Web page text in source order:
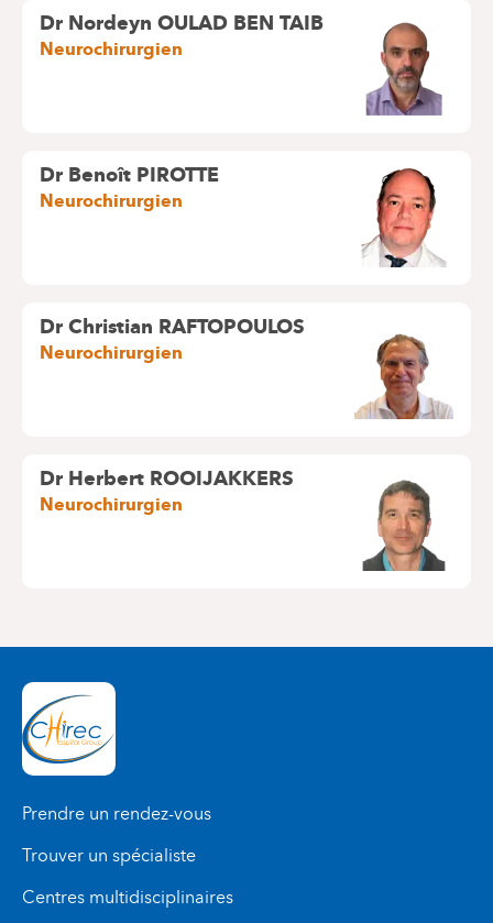
Dr Nordeyn OULAD BEN TAIB
Neurochirurgien
Dr Benoît PIROTTE
Neurochirurgien
Dr Christian RAFTOPOULOS
Neurochirurgien
Dr Herbert ROOIJAKKERS
Neurochirurgien
Prendre un rendez-vous
Trouver un spécialiste
Centres multidisciplinaires